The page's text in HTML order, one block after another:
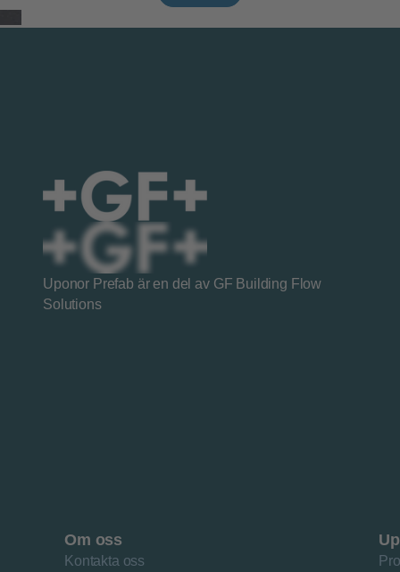
Uponor Prefab är en del av GF Building Flow
Solutions
Om oss
Kontakta oss